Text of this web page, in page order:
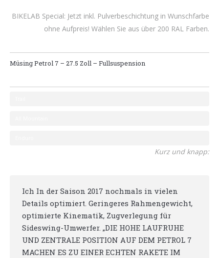
BIKELAB Special: Jetzt inkl. Pulverbeschichtung in Wunschfarbe
ohne Aufpreis! Wählen Sie aus über 200 RAL Farben.
Müsing Petrol 7 – 27.5 Zoll – Fullsuspension
Kurz und knapp:
Ich In der Saison 2017 nochmals in vielen
Details optimiert. Geringeres Rahmengewicht,
optimierte Kinematik, Zugverlegung für
Sideswing-Umwerfer. „DIE HOHE LAUFRUHE
UND ZENTRALE POSITION AUF DEM PETROL 7
MACHEN ES ZU EINER ECHTEN RAKETE IM